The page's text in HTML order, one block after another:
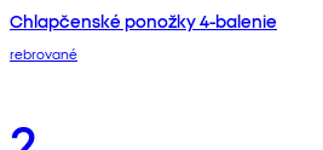
Chlapčenské ponožky 4-balenie
rebrované